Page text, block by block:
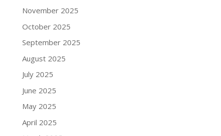
November 2025
October 2025
September 2025
August 2025
July 2025
June 2025
May 2025
April 2025